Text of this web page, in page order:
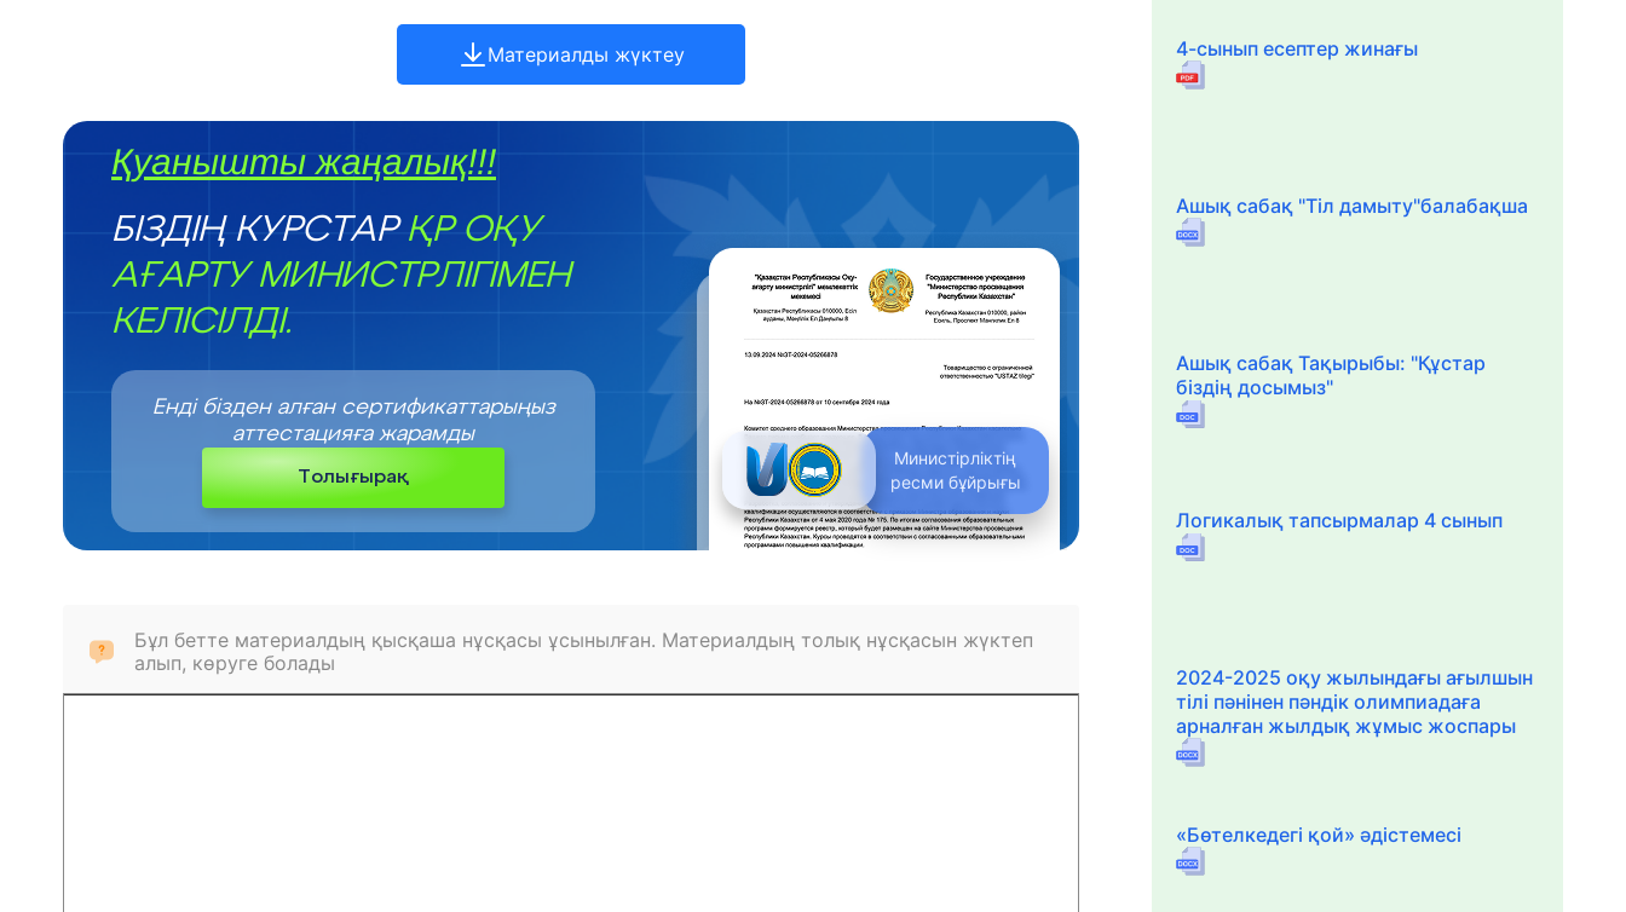
Материалды жүктеу
Қуанышты жаңалық!!!
БІЗДІҢ КУРСТАР ҚР ОҚУ
АҒАРТУ МИНИСТРЛІГІМЕН
КЕЛІСІЛДІ.
Министірліктің
ресми бұйрығы
Енді бізден алған сертификаттарыңыз
аттестацияға жарамды
Толығырақ
Бұл бетте материалдың қысқаша нұсқасы ұсынылған. Материалдың толық нұсқасын жүктеп
алып, көруге болады
4-сынып есептер жинағы
Ашық сабақ "Тіл дамыту"балабақша
Ашық сабақ Тақырыбы: "Құстар
біздің досымыз"
Логикалық тапсырмалар 4 сынып
2024-2025 оқу жылындағы ағылшын
тілі пәнінен пәндік олимпиадаға
арналған жылдық жұмыс жоспары
«Бөтелкедегі қой» әдістемесі